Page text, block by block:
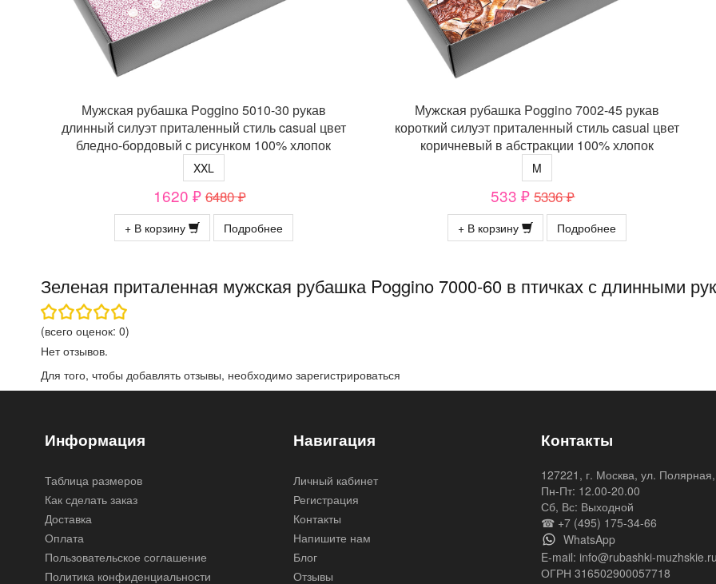
Мужская рубашка Poggino 5010-30 рукав
длинный силуэт приталенный стиль casual цвет
бледно-бордовый с рисунком 100% хлопок
XXL
1620 ₽ 6480 ₽
+ В корзину Подробнее
Мужская рубашка Poggino 7002-45 рукав
короткий силуэт приталенный стиль casual цвет
коричневый в абстракции 100% хлопок
M
533 ₽ 5336 ₽
+ В корзину Подробнее
Зеленая приталенная мужская рубашка Poggino 7000-60 в птичках с длинными
(всего оценок: 0)
Нет отзывов.
Для того, чтобы добавлять отзывы, необходимо зарегистрироваться
Информация
Таблица размеров
Как сделать заказ
Доставка
Оплата
Пользовательское соглашение
Политика конфиденциальности
Навигация
Личный кабинет
Регистрация
Контакты
Напишите нам
Блог
Отзывы
Контакты
127221, г. Москва, ул.
Пн-Пт: 12.00-20.00
Сб, Вс: Выходной
☎ +7 (495) 175-34-66
WhatsApp
E-mail: info@rubashki-muzhskie.ru
ОГРН 316502900057718